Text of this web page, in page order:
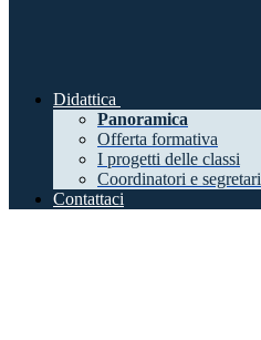
Didattica
Panoramica
Offerta formativa
I progetti delle classi
Coordinatori e segretari
Contattaci